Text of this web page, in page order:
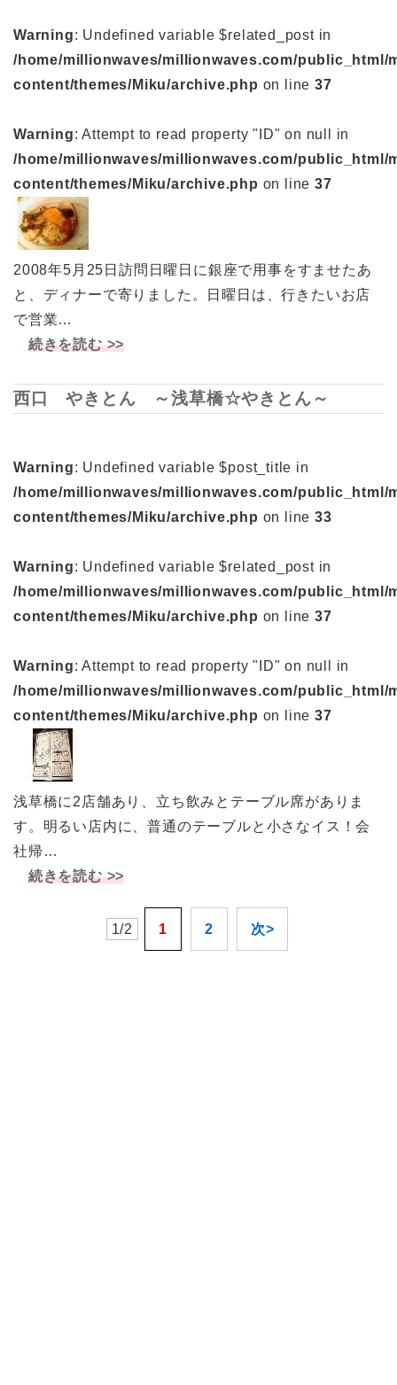
Warning: Undefined variable $related_post in
/home/millionwaves/millionwaves.com/public_html/
content/themes/Miku/archive.php on line37
Warning: Attempt to read property "ID" on null in
/home/millionwaves/millionwaves.com/public_html/
content/themes/Miku/archive.php on line37
2008年5月25日訪問日曜日に銀座で用事をすませたあ
と、ディナーで寄りました。日曜日は、行きたいお店
で営業…
続きを読む >>
西口 やきとん ～浅草橋☆やきとん～
Warning: Undefined variable $post_title in
/home/millionwaves/millionwaves.com/public_html/
content/themes/Miku/archive.php on line33
Warning: Undefined variable $related_post in
/home/millionwaves/millionwaves.com/public_html/
content/themes/Miku/archive.php on line37
Warning: Attempt to read property "ID" on null in
/home/millionwaves/millionwaves.com/public_html/
content/themes/Miku/archive.php on line37
浅草橋に2店舗あり、立ち飲みとテーブル席がありま
す。明るい店内に、普通のテーブルと小さなイス！会
社帰…
続きを読む >>
1/2 1 2 次>